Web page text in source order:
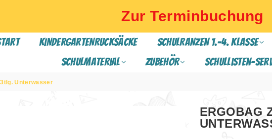
Zur Terminbuchung
KINDERGARTENRUCKSÄCKE SCHULRANZEN 1.-4. Klasse
Schulmaterial
ZUBEHÖR Schullisten-
Unterwasser
ERGOBAG